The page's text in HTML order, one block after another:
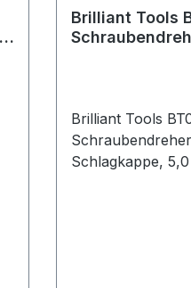
Brilliant Tools BT031049
Brilliant Tools BT031049
Schlagkappe, 5,0 x 75